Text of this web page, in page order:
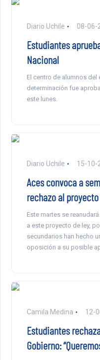
Diario Uchile 08-06-
Estudiantes
Nacional
El centro de alumnos
determinación fue
este lunes.
Diario Uchile 15-10-
Aces convoca a
rechazo al proyecto
Este martes se
a este proyecto de ley,
secundarios han hecho
oposición a su posible
Camila Medina 12-
Estudiantes
Gobierno: